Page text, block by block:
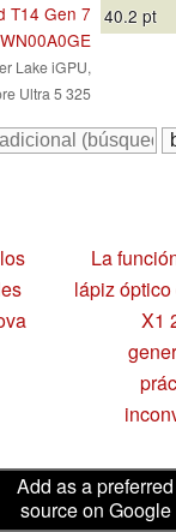
T14 Gen 7
Lake iGPU,
Ultra 5 325
40.2 pt
La
lápiz
X1
Add as a preferred
source on Google